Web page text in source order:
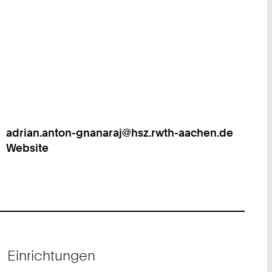
Work
adrian.anton-gnanaraj@hsz.rwth-aachen.de
Website
Einrichtungen